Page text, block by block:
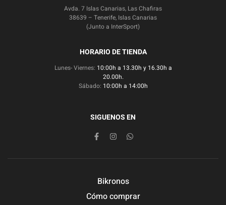
Avda. 7 Islas Canarias, Las Chafiras
38639 – Tenerife, Islas Canarias
(Junto a InterSport)
HORARIO DE TIENDA
Lunes- Viernes: 10:00h a 13.30h y 16.30h a
20.00h.
Sábado: 10:00h a 14:00h
SIGUENOS EN
Bikronos
Cómo comprar